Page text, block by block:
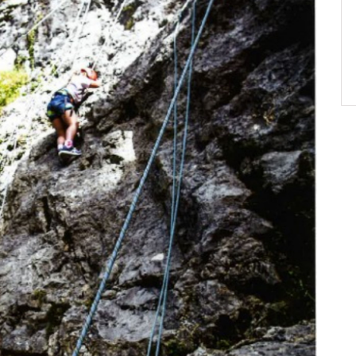
m2 au
Paëlla – Société de chasse –
5 septembre 2026